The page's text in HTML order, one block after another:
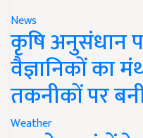
News
कृषि अनुसंधान
वैज्ञानिकों का
तकनीकों पर
Weather